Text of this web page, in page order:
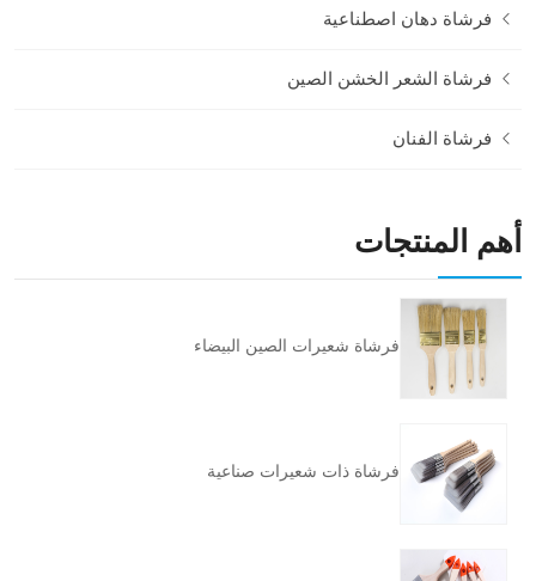
فرشاة دهان اصطناعية
فرشاة الشعر الخشن الصين
فرشاة الفنان
أهم المنتجات
فرشاة شعيرات الصين البيضاء
فرشاة ذات شعيرات صناعية